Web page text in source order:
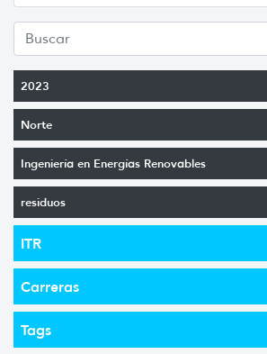
2023
Norte
Ingeniería en Energías Renovables
residuos
ITR
Carreras
Tags